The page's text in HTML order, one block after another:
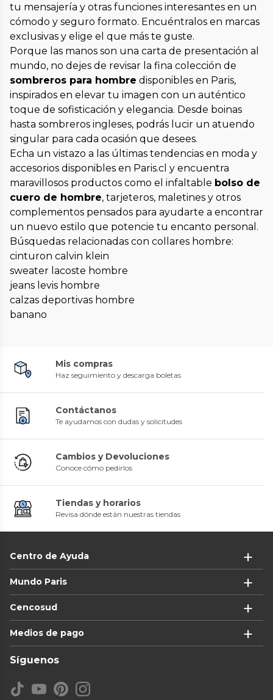
tu mensajería y otras funciones interesantes en un
cómodo y seguro formato. Encuéntralos en marcas
exclusivas y elige el que más te guste.
Porque las manos son una carta de presentación al
mundo, no dejes de revisar la fina colección de
sombreros para hombre disponibles en Paris,
inspirados en elevar tu imagen con un auténtico
toque de sofisticación y elegancia. Desde boinas
hasta sombreros ingleses, podrás lucir un atuendo
singular para cada ocasión que desees.
Echa un vistazo a las últimas tendencias en moda y
accesorios disponibles en Paris.cl y encuentra
maravillosos productos como el infaltable bolso de
cuero de hombre, tarjeteros, maletines y otros
complementos pensados para ayudarte a encontrar
un nuevo estilo que potencie tu encanto personal.
Búsquedas relacionadas con collares hombre:
cinturon calvin klein
sweater lacoste hombre
jeans levis hombre
calzas deportivas hombre
banano
Mis compras
Haz seguimiento y descarga boletas
Contáctanos
Te ayudamos con dudas y solicitudes
Cambios y Devoluciones
Conoce cómo pedirlos
Tiendas y horarios
Revisa dónde están nuestras tiendas
Centro de Ayuda
Mundo Paris
Cencosud
Medios de pago
Síguenos